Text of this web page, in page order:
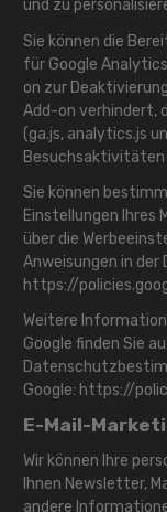
und zu
Sie können die
für Google
on zur
Add-on verhindert,
(ga.js, analytics.js
Besuchsaktivitäten
Sie können
Einstellungen Ihres
über die
Anweisungen in
https://
Weitere
Google finden Sie
Google: https://
E-Mail-
Wir können Ihre
Ihnen Newsletter,
andere